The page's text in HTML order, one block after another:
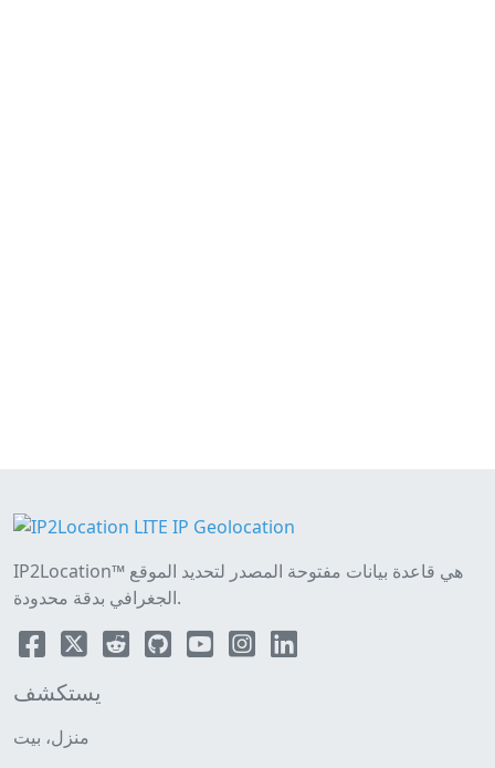
IP2Location™ هي قاعدة بيانات مفتوحة المصدر لتحديد الموقع
الجغرافي بدقة محدودة.
يستكشف
منزل، بيت